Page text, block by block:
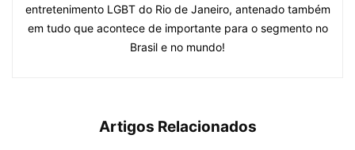
entretenimento LGBT do Rio de Janeiro, antenado também
em tudo que acontece de importante para o segmento no
Brasil e no mundo!
Artigos Relacionados